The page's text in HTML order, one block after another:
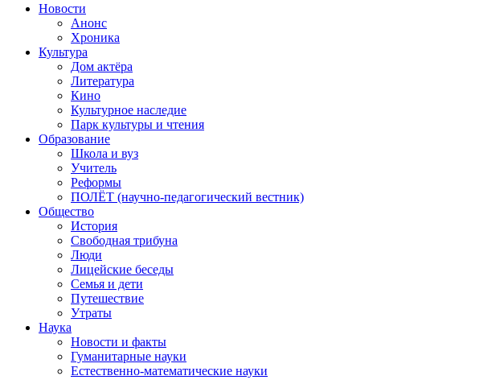
Новости
Анонс
Хроника
Культура
Дом актёра
Литература
Кино
Культурное наследие
Парк культуры и чтения
Образование
Школа и вуз
Учитель
Реформы
ПОЛЁТ (научно-педагогический вестник)
Общество
История
Свободная трибуна
Люди
Лицейские беседы
Семья и дети
Путешествие
Утраты
Наука
Новости и факты
Гуманитарные науки
Естественно-математические науки